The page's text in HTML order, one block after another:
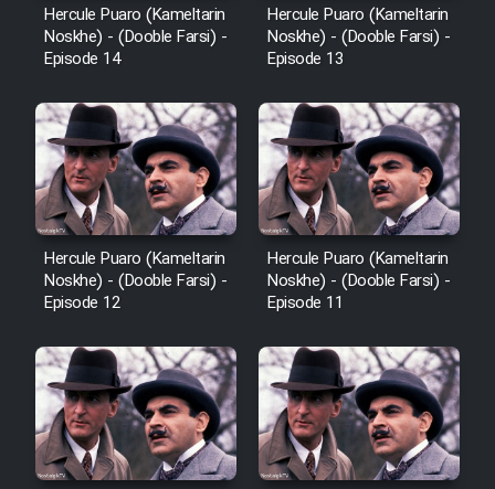
Hercule Puaro (Kameltarin
Noskhe) - (Dooble Farsi) -
Episode 14
Hercule Puaro (Kameltarin
Noskhe) - (Dooble Farsi) -
Episode 13
Hercule Puaro (Kameltarin
Noskhe) - (Dooble Farsi) -
Episode 12
Hercule Puaro (Kameltarin
Noskhe) - (Dooble Farsi) -
Episode 11